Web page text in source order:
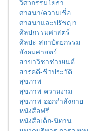
วิศวกรรมโยธา
ศาสนา/ความเชื่อ
ศาสนาและปรัชญา
ศิลปกรรมศาสตร์
ศิลปะ-สถาปัตยกรรม
สังคมศาสตร์
สาขาวิชาช่างยนต์
สารคดี-ชีวประวัติ
สุขภาพ
สุขภาพ-ความงาม
สุขภาพ-ออกกำลังกาย
หนังสือฟรี
หนังสือเด็ก-นิทาน